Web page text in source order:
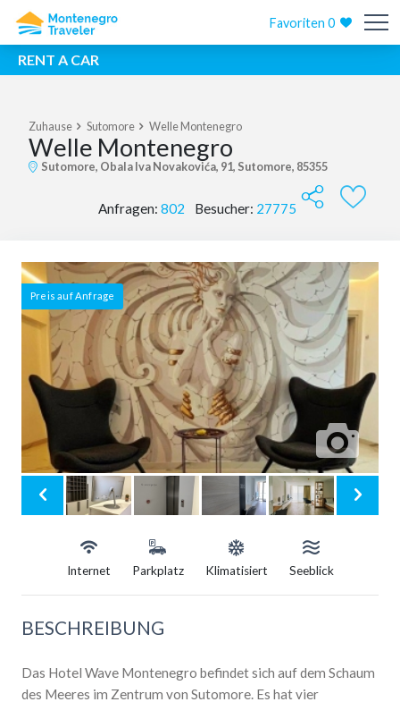
Favoriten0
RENT A CAR
Zuhause Sutomore Welle Montenegro
Welle Montenegro
Sutomore, Obala Iva Novakovića, 91, Sutomore, 85355
Anfragen: 802 Besucher: 27775
Preis auf Anfrage
Internet Parkplatz Klimatisiert Seeblick
BESCHREIBUNG
Das Hotel Wave Montenegro befindet sich auf dem Schaum
des Meeres im Zentrum von Sutomore. Es hat vier